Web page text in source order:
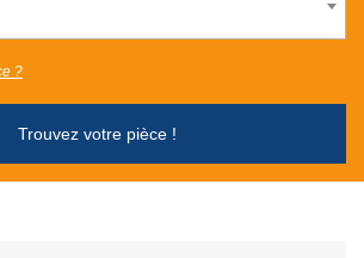
Trouvez votre pièce !
?